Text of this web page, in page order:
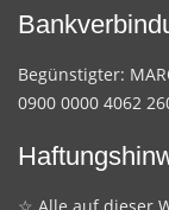
Begünstigter:
0900 0000 4062